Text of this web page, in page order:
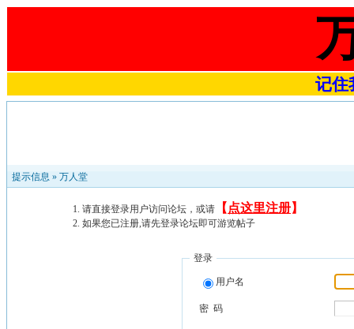
记住
提示信息 » 万人堂
请直接登录用户访问论坛，或请 【 点这里注册】
如果您已注册,请先登录论坛即可游览帖子
登录
用户名
密 码